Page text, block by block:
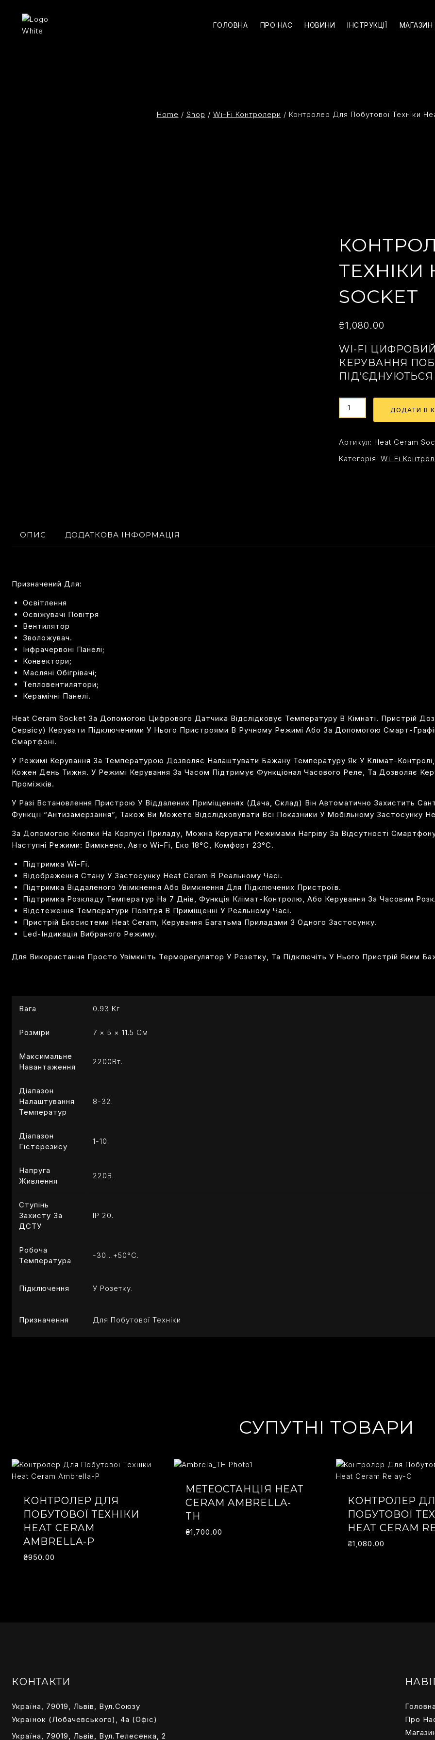
ГОЛОВНА ПРО НАС НОВИНИ ІНСТРУКЦІЇ МАГАЗИН
Home / Shop / Wi-Fi Контролери / Контролер Для Побутової Техніки
ТЕХНІКИ
SOCKET
₴1,080.00
WI-FI
КЕРУВАННЯ
ПІД’ЄДНУЮТЬСЯ
ДОДАТИ В
Артикул: Heat Ceram
Категорія: Wi-Fi
ОПИС ДОДАТКОВА ІНФОРМАЦІЯ
Призначений Для:
Освітлення
Освіжувачі Повітря
Вентилятор
Зволожувач.
Інфрачервоні Панелі;
Конвектори;
Масляні Обігрівачі;
Тепловентилятори;
Керамічні Панелі.
Heat Ceram Socket За Допомогою Цифрового Датчика Відслідковує Температуру В Кімнаті. Пристрій
Сервісу) Керувати Підключеними У Нього Пристроями В Ручному Режимі Або За Допомогою Смарт-
Смартфоні.
У Режимі Керування За Температурою Дозволяє Налаштувати Бажану Температуру Як У Клімат-Контролі,
Кожен День Тижня. У Режимі Керування За Часом Підтримує Функціонал Часового Реле, Та Дозволяє
Проміжків.
У Разі Встановлення Пристрою У Віддалених Приміщеннях (дача, Склад) Він Автоматично Захистить
Функції “Антизамерзання”, Також Ви Можете Відслідковувати Всі Показники У Мобільному Застосунку
За Допомогою Кнопки На Корпусі Приладу, Можна Керувати Режимами Нагріву За Відсутності
Наступні Режими: Вимкнено, Авто Wi-Fi, Еко 18°С, Комфорт 23°С.
Підтримка Wi-Fi.
Відображення Стану У Застосунку Heat Ceram В Реальному Часі.
Підтримка Віддаленого Увімкнення Або Вимкнення Для Підключених Пристроїв.
Підтримка Розкладу Температур На 7 Днів, Функція Клімат-Контролю, Або Керування За Часовим
Відстеження Температури Повітря В Приміщенні У Реальному Часі.
Пристрій Екосистеми Heat Ceram, Керування Багатьма Приладами З Одного Застосунку.
Led-Індикація Вибраного Режиму.
Для Використання Просто Увімкніть Терморегулятор У Розетку, Та Підключіть У Нього Пристрій Яким
Вага 0.93 Кг
Розміри 7 × 5 × 11.5 См
Максимальне
Навантаження
2200Вт.
Діапазон
Налаштування
Температур
8-32.
Діапазон
Гістерезису
1-10.
Напруга
Живлення
220В.
Ступінь
Захисту За
ДСТУ
ІР 20.
Робоча
Температура
-30…+50°C.
Підключення У Розетку.
Призначення Для Побутової Техніки
СУПУТНІ ТОВАРИ
КОНТРОЛЕР ДЛЯ
ПОБУТОВОЇ ТЕХНІКИ
HEAT CERAM
AMBRELLA-P
₴950.00
МЕТЕОСТАНЦІЯ HEAT
CERAM AMBRELLA-
TH
₴1,700.00
КОНТРОЛЕР
ПОБУТОВОЇ
HEAT CERAM
₴1,080.00
КОНТАКТИ
Україна, 79019, Львів, Вул.Союзу
Українок (Лобачевського), 4а (Офіс)
Україна, 79019, Львів, Вул.Телесенка, 2
Головна
Про